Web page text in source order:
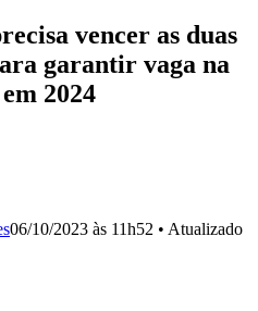
vencer as duas
garantir vaga na
2024
06/10/2023 às 11h52 • Atualizado